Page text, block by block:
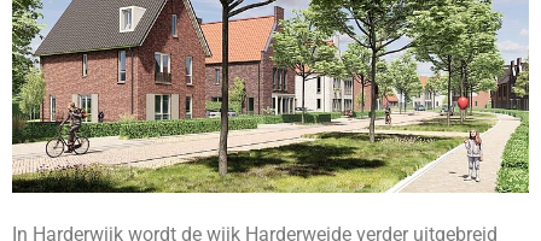
In Harderwijk wordt de wijk Harderweide verder uitgebreid